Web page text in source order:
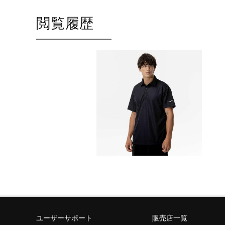
閲覧履歴
ユーザーサポート 販売店一覧